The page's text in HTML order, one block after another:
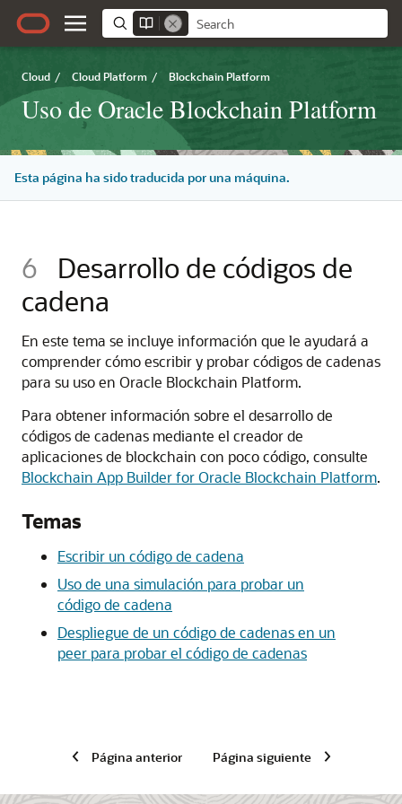
Cloud / Cloud Platform / Blockchain Platform
Uso de Oracle Blockchain Platform
Esta página ha sido traducida por una máquina.
6
Desarrollo de códigos de
cadena
En este tema se incluye información que le ayudará a
comprender cómo escribir y probar códigos de cadenas
para su uso en Oracle Blockchain Platform.
Para obtener información sobre el desarrollo de
códigos de cadenas mediante el creador de
aplicaciones de blockchain con poco código, consulte
Blockchain App Builder for Oracle Blockchain Platform.
Temas
Escribir un código de cadena
Uso de una simulación para probar un
código de cadena
Despliegue de un código de cadenas en un
peer para probar el código de cadenas
Página anterior Página siguiente